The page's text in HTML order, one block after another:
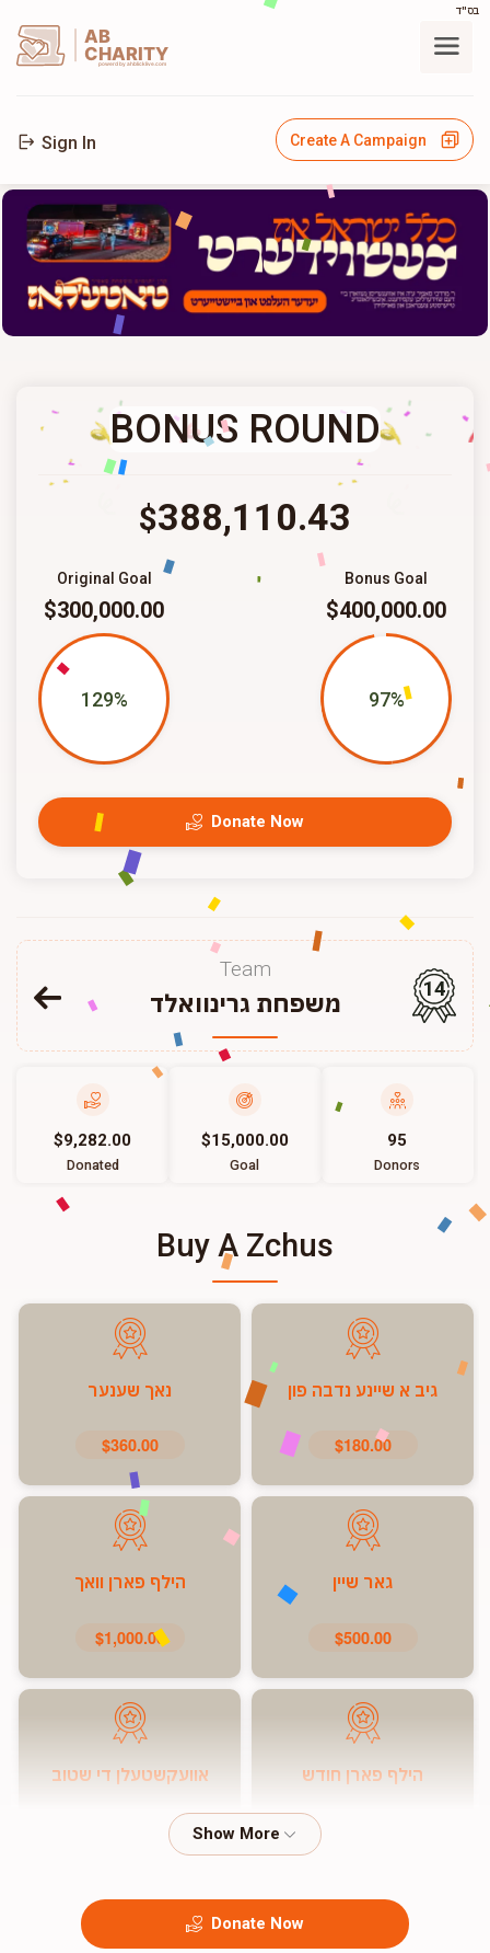
בס"ד
AB
CHARITY
powerd by ahblicklive.com
Sign In Create A Campaign
BONUS ROUND
$388,110.43
Bonus Goal
$400,000.00
97%
Original Goal
$300,000.00
129%
Donate Now
Team
משפחת גרינוואלד 14
$9,282.00
Donated
$15,000.00
Goal
95
Donors
Buy A Zchus
גיב א שיינע נדבה פון
$180.00
נאך שענער
$360.00
גאר שיין
$500.00
הילף פארן וואך
$1,000.00
הילף פארן חודש אוועקשטעלן די שטוב
Donate Now